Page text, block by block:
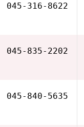
045‐316‐8622
045‐835‐2202
045‐840‐5635